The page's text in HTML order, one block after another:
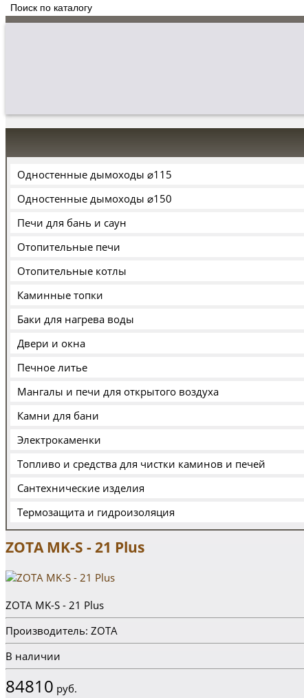
Одностенные дымоходы ⌀115
Одностенные дымоходы ⌀150
Печи для бань и саун
Отопительные печи
Отопительные котлы
Каминные топки
Баки для нагрева воды
Двери и окна
Печное литье
Мангалы и печи для открытого воздуха
Камни для бани
Электрокаменки
Топливо и средства для чистки каминов и печей
Сантехнические изделия
Термозащита и гидроизоляция
ZOTA MK-S - 21 Plus
ZOTA MK-S - 21 Plus
Производитель: ZOTA
В наличии
84810 руб.